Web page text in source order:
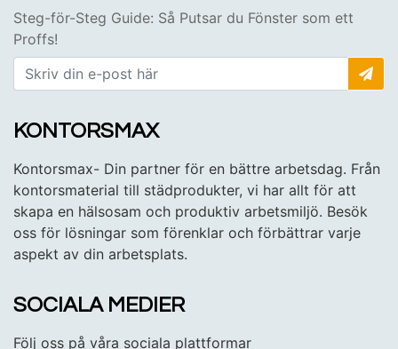
Steg-för-Steg Guide: Så Putsar du Fönster som ett
Proffs!
KONTORSMAX
Kontorsmax- Din partner för en bättre arbetsdag. Från
kontorsmaterial till städprodukter, vi har allt för att
skapa en hälsosam och produktiv arbetsmiljö. Besök
oss för lösningar som förenklar och förbättrar varje
aspekt av din arbetsplats.
SOCIALA MEDIER
Följ oss på våra sociala plattformar